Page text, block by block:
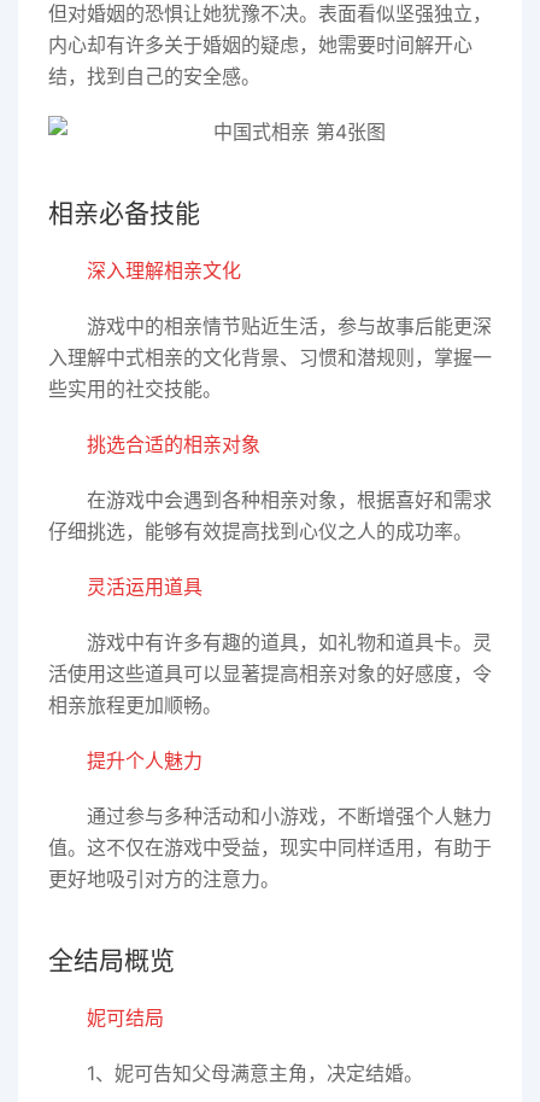
但对婚姻的恐惧让她犹豫不决。表面看似坚强独立，
内心却有许多关于婚姻的疑虑，她需要时间解开心
结，找到自己的安全感。
相亲必备技能
深入理解相亲文化
游戏中的相亲情节贴近生活，参与故事后能更深
入理解中式相亲的文化背景、习惯和潜规则，掌握一
些实用的社交技能。
挑选合适的相亲对象
在游戏中会遇到各种相亲对象，根据喜好和需求
仔细挑选，能够有效提高找到心仪之人的成功率。
灵活运用道具
游戏中有许多有趣的道具，如礼物和道具卡。灵
活使用这些道具可以显著提高相亲对象的好感度，令
相亲旅程更加顺畅。
提升个人魅力
通过参与多种活动和小游戏，不断增强个人魅力
值。这不仅在游戏中受益，现实中同样适用，有助于
更好地吸引对方的注意力。
全结局概览
妮可结局
1、妮可告知父母满意主角，决定结婚。